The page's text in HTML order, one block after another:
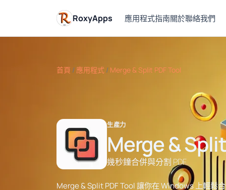
RoxyApps 應用程式指南關於聯絡我們
首頁 / 應用程式 / Merge & Split PDF Tool
生產力
Merge &
幾秒鐘合併與分割 PDF
Merge & Split PDF Tool 讓你在 Windows 上輕鬆